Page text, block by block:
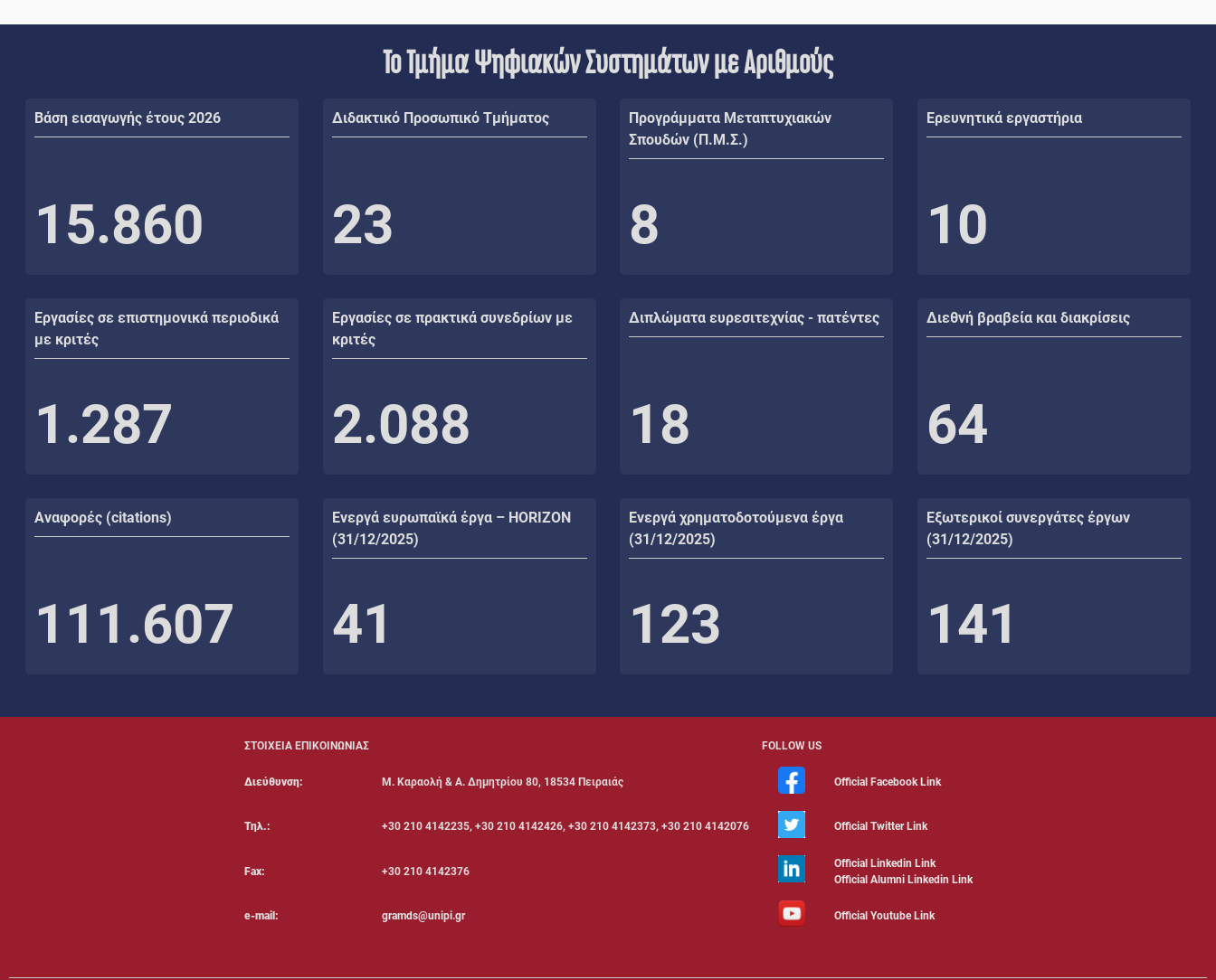
Το Τμήμα Ψηφιακών Συστημάτων με Αριθμούς
Βάση εισαγωγής έτους 2026
15.860
Διδακτικό Προσωπικό Τμήματος
23
Προγράμματα Μεταπτυχιακών
Σπουδών (Π.Μ.Σ.)
8
Ερευνητικά εργαστήρια
10
Εργασίες σε επιστημονικά περιοδικά
με κριτές
1.287
Εργασίες σε πρακτικά συνεδρίων με
κριτές
2.088
Διπλώματα ευρεσιτεχνίας - πατέντες
18
Διεθνή βραβεία και διακρίσεις
64
Αναφορές (citations)
111.607
Ενεργά ευρωπαϊκά έργα – HORIZON
(31/12/2025)
41
Ενεργά χρηματοδοτούμενα έργα
(31/12/2025)
123
Εξωτερικοί συνεργάτες έργων
(31/12/2025)
141
ΣΤΟΙΧΕΙΑ ΕΠΙΚΟΙΝΩΝΙΑΣ FOLLOW US
Διεύθυνση: Μ. Καραολή & Α. Δημητρίου 80, 18534 Πειραιάς Official Facebook Link
Τηλ.: +30 210 4142235, +30 210 4142426, +30 210 4142373, +30 210 4142076 Official Twitter Link
Fax: +30 210 4142376
Official Linkedin Link
Official Alumni Linkedin Link
e-mail: gramds@unipi.gr Official Youtube Link